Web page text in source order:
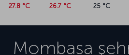
27.8 °C 26.7 °C 25 °C
Mombasa